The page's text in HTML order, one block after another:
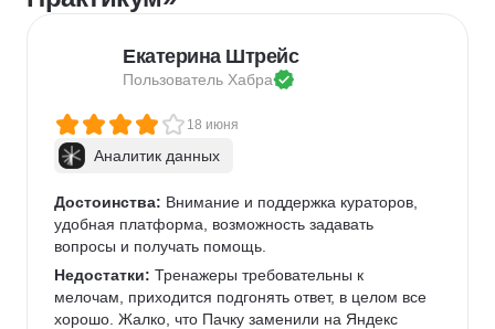
Екатерина Штрейс
Пользователь Хабра
18 июня
Аналитик данных
Достоинства: Внимание и поддержка кураторов,
удобная платформа, возможность задавать
вопросы и получать помощь.
Недостатки: Тренажеры требовательны к
мелочам, приходится подгонять ответ, в целом все
хорошо. Жалко, что Пачку заменили на Яндекс